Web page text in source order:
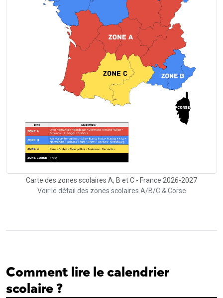
Carte des zones scolaires A, B et C - France 2026-2027
Voir le détail des zones scolaires A/B/C & Corse
Comment lire le calendrier
scolaire ?